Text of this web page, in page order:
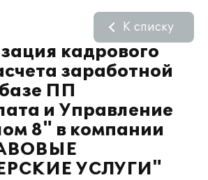
кадрового
заработной
ПП
и Управление
8" в компании
УСЛУГИ"
К списку